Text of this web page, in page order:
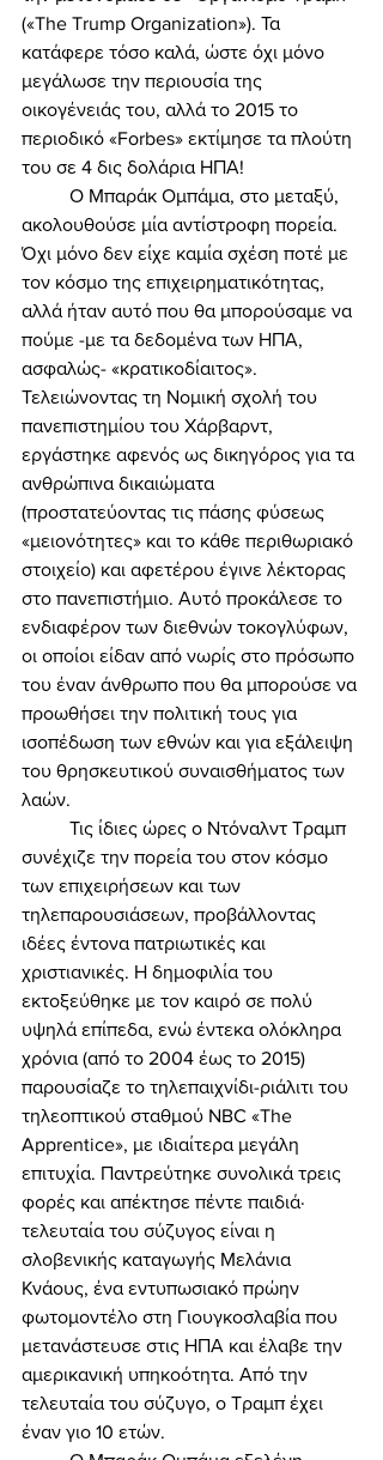
(«The Trump Organization»). Τα
κατάφερε τόσο καλά, ώστε όχι μόνο
μεγάλωσε την περιουσία της
οικογένειάς του, αλλά το 2015 το
περιοδικό «Forbes» εκτίμησε τα πλούτη
του σε 4 δις δολάρια ΗΠΑ!
ακολουθούσε μία αντίστροφη πορεία.
Όχι μόνο δεν είχε καμία σχέση ποτέ με
τον κόσμο της επιχειρηματικότητας,
αλλά ήταν αυτό που θα μπορούσαμε να
πούμε -με τα δεδομένα των ΗΠΑ,
ασφαλώς- «κρατικοδίαιτος».
Τελειώνοντας τη Νομική σχολή του
πανεπιστημίου του Χάρβαρντ,
εργάστηκε αφενός ως δικηγόρος για τα
ανθρώπινα δικαιώματα
(προστατεύοντας τις πάσης φύσεως
«μειονότητες» και το κάθε περιθωριακό
στοιχείο) και αφετέρου έγινε λέκτορας
στο πανεπιστήμιο. Αυτό προκάλεσε το
ενδιαφέρον των διεθνών τοκογλύφων,
οι οποίοι είδαν από νωρίς στο πρόσωπο
του έναν άνθρωπο που θα μπορούσε να
προωθήσει την πολιτική τους για
ισοπέδωση των εθνών και για εξάλειψη
του θρησκευτικού συναισθήματος των
λαών.
συνέχιζε την πορεία του στον κόσμο
των επιχειρήσεων και των
τηλεπαρουσιάσεων, προβάλλοντας
ιδέες έντονα πατριωτικές και
χριστιανικές. Η δημοφιλία του
εκτοξεύθηκε με τον καιρό σε πολύ
υψηλά επίπεδα, ενώ έντεκα ολόκληρα
χρόνια (από το 2004 έως το 2015)
παρουσίαζε το τηλεπαιχνίδι-ριάλιτι του
τηλεοπτικού σταθμού NBC «The
Apprentice», με ιδιαίτερα μεγάλη
επιτυχία. Παντρεύτηκε συνολικά τρεις
φορές και απέκτησε πέντε παιδιά·
τελευταία του σύζυγος είναι η
σλοβενικής καταγωγής Μελάνια
Κνάους, ένα εντυπωσιακό πρώην
φωτομοντέλο στη Γιουγκοσλαβία που
μετανάστευσε στις ΗΠΑ και έλαβε την
αμερικανική υπηκοότητα. Από την
τελευταία του σύζυγο, ο Τραμπ έχει
έναν γιο 10 ετών.